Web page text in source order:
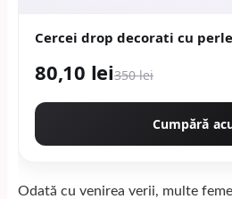
Cercei drop decorati cu
80,10 lei350 lei
Cumpără
Odată cu venirea verii, multe